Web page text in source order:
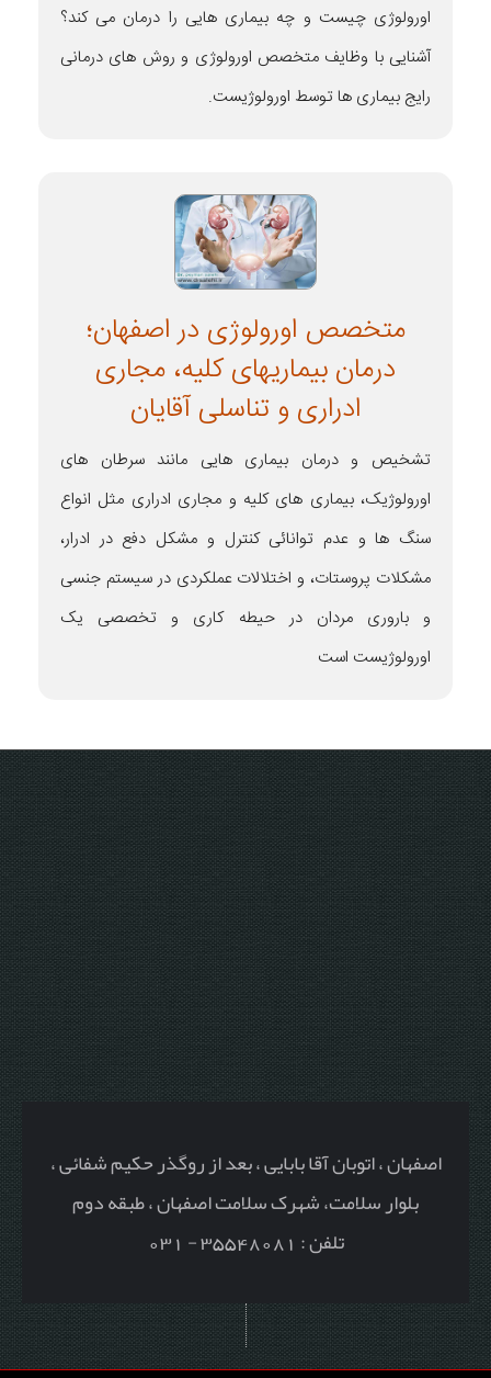
اورولوژی چیست و چه بیماری‌ هایی را درمان می‌ کند؟
آشنایی با وظایف متخصص اورولوژی و روش‌ های درمانی
رایج بیماری ها توسط اورولوژیست.
متخصص اورولوژی در اصفهان؛
درمان بیماریهای کلیه، مجاری
ادراری و تناسلی آقایان
تشخیص و درمان بیماری هایی مانند سرطان های
اورولوژیک، بیماری های کلیه و مجاری ادراری مثل انواع
سنگ ها و عدم توانائی کنترل و مشکل دفع در ادرار،
مشکلات پروستات، و اختلالات عملکردی در سیستم جنسی
و باروری مردان در حیطه کاری و تخصصی یک
اورولوژیست است
اصفهان ، اتوبان آقا بابایی ، بعد از روگذر حکیم شفائی ،
بلوار سلامت، شهرک سلامت اصفهان ، طبقه دوم
تلفن : 35548081 - 031